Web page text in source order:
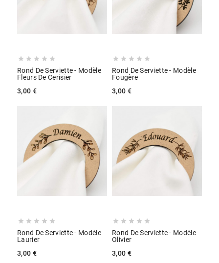
    
Rond De Serviette - Modèle
Fleurs De Cerisier
3,00 €
    
Rond De Serviette - Modèle
Fougère
3,00 €
    
Rond De Serviette - Modèle
Laurier
3,00 €
    
Rond De Serviette - Modèle
Olivier
3,00 €